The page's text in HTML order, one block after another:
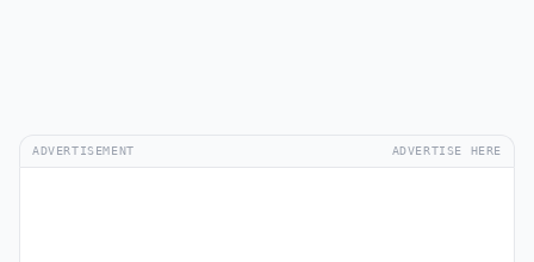
ADVERTISEMENT ADVERTISE HERE